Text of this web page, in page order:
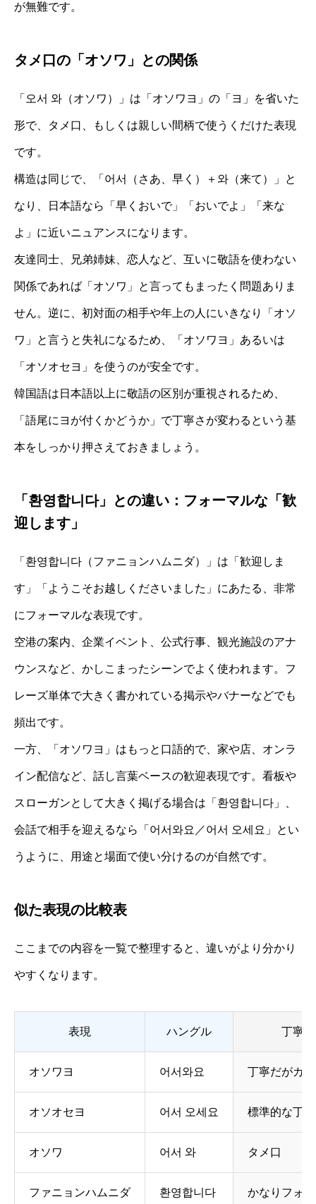
が無難です。
タメ口の「オソワ」との関係
「오서 와（オソワ）」は「オソワヨ」の「ヨ」を省いた
形で、タメ口、もしくは親しい間柄で使うくだけた表現
です。
構造は同じで、「어서（さあ、早く）＋와（来て）」と
なり、日本語なら「早くおいで」「おいでよ」「来な
よ」に近いニュアンスになります。
友達同士、兄弟姉妹、恋人など、互いに敬語を使わない
関係であれば「オソワ」と言ってもまったく問題ありま
せん。逆に、初対面の相手や年上の人にいきなり「オソ
ワ」と言うと失礼になるため、「オソワヨ」あるいは
「オソオセヨ」を使うのが安全です。
韓国語は日本語以上に敬語の区別が重視されるため、
「語尾にヨが付くかどうか」で丁寧さが変わるという基
本をしっかり押さえておきましょう。
「환영합니다」との違い：フォーマルな「歓
迎します」
「환영합니다（ファニョンハムニダ）」は「歓迎しま
す」「ようこそお越しくださいました」にあたる、非常
にフォーマルな表現です。
空港の案内、企業イベント、公式行事、観光施設のアナ
ウンスなど、かしこまったシーンでよく使われます。フ
レーズ単体で大きく書かれている掲示やバナーなどでも
頻出です。
一方、「オソワヨ」はもっと口語的で、家や店、オンラ
イン配信など、話し言葉ベースの歓迎表現です。看板や
スローガンとして大きく掲げる場合は「환영합니다」、
会話で相手を迎えるなら「어서와요／어서 오세요」とい
うように、用途と場面で使い分けるのが自然です。
似た表現の比較表
ここまでの内容を一覧で整理すると、違いがより分かり
やすくなります。
表現 ハングル 丁寧さ
オソワヨ 어서와요 丁寧だがカ
オソオセヨ 어서 오세요 標準的な丁
オソワ 어서 와 タメ口
ファニョンハムニダ 환영합니다 かなりフォ